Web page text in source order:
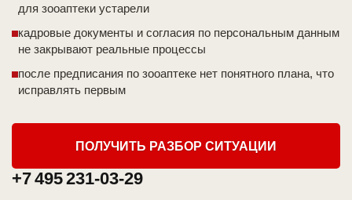
для зооаптеки устарели
кадровые документы и согласия по персональным данным
не закрывают реальные процессы
после предписания по зооаптеке нет понятного плана, что
исправлять первым
ПОЛУЧИТЬ РАЗБОР СИТУАЦИИ
+7 495 231-03-29